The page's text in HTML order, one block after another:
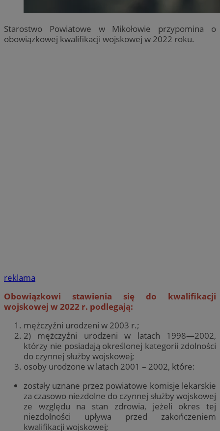
Starostwo Powiatowe w Mikołowie przypomina o
obowiązkowej kwalifikacji wojskowej w 2022 roku.
reklama
Obowiązkowi stawienia się do kwalifikacji
wojskowej w 2022 r. podlegają:
mężczyźni urodzeni w 2003 r.;
2) mężczyźni urodzeni w latach 1998—2002,
którzy nie posiadają określonej kategorii zdolności
do czynnej służby wojskowej;
osoby urodzone w latach 2001 – 2002, które:
zostały uznane przez powiatowe komisje lekar­skie
za czasowo niezdolne do czynnej służby wojskowej
ze względu na stan zdrowia, jeżeli okres tej
niezdolności upływa przed zakończe­niem
kwalifikacji wojskowej;